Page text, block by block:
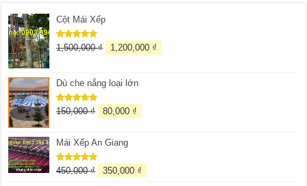
Cột Mái Xếp
Được xếp
1,500,000₫ 1,200,000 ₫
Dù che nắng loại lớn
Được xếp
150,000₫ 80,000 ₫
Mái Xếp An Giang
Được xếp
450,000₫ 350,000 ₫